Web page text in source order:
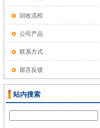
回收流程
公司产品
联系方式
留言反馈
站内搜索